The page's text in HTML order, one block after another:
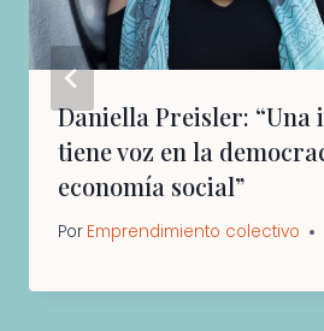
Daniella Preisler:
tiene voz en la
economía social”
Por Emprendimiento colectivo